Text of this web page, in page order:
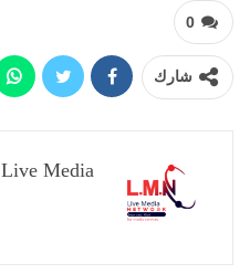
0
شارك
Live Media